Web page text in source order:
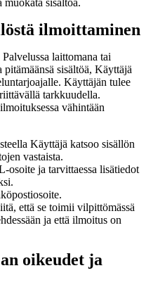
muokata sisältöä.
ilmoittaminen
laittomana tai
pitämäänsä sisältöä, Käyttäjä
Käyttäjän tulee
tarkkuudella.
vähintään
Käyttäjä katsoo sisällön
vastaista.
osoite ja tarvittaessa lisätiedot
että se toimii vilpittömässä
ja että ilmoitus on
oikeudet ja